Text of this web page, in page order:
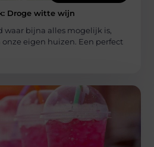
Droge witte wijn
waar bijna alles mogelijk is,
eigen huizen. Een perfect